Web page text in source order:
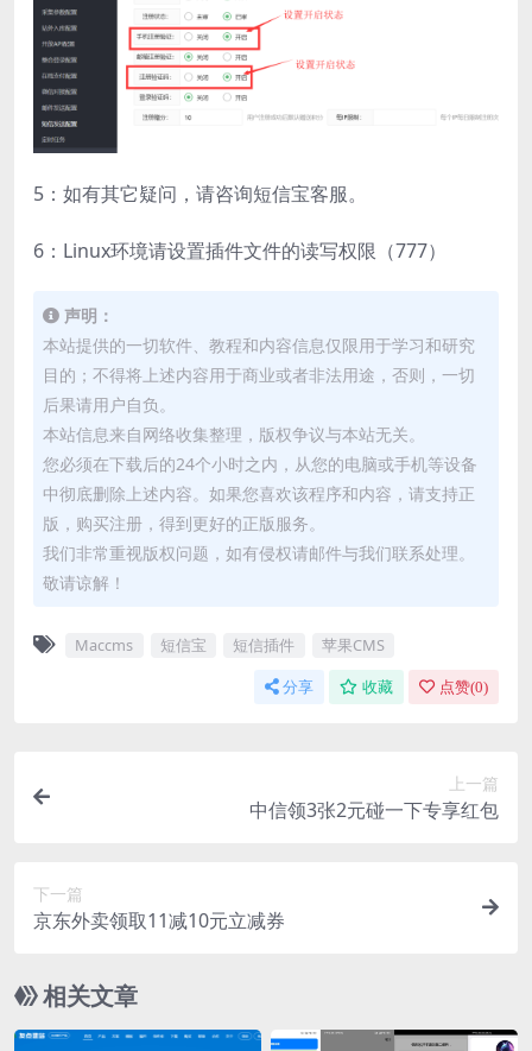
5：如有其它疑问，请咨询短信宝客服。
6：Linux环境请设置插件文件的读写权限（777）
声明：
本站提供的一切软件、教程和内容信息仅限用于学习和研究
目的；不得将上述内容用于商业或者非法用途，否则，一切
后果请用户自负。
本站信息来自网络收集整理，版权争议与本站无关。
您必须在下载后的24个小时之内，从您的电脑或手机等设备
中彻底删除上述内容。如果您喜欢该程序和内容，请支持正
版，购买注册，得到更好的正版服务。
我们非常重视版权问题，如有侵权请邮件与我们联系处理。
敬请谅解！
Maccms 短信宝 短信插件 苹果CMS
分享 收藏 点赞(0)
上一篇
中信领3张2元碰一下专享红包
下一篇
京东外卖领取11减10元立减券
相关文章